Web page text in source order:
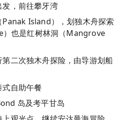
，前往攀牙湾
Panak Island），划独木舟探索
）也是红树林洞（Mangrove
二次独木舟探险，由导游划船
自助午餐
岛及考平甘岛